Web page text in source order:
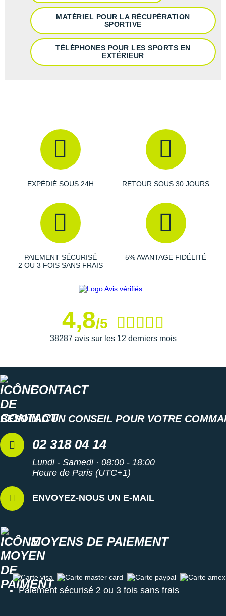
MATÉRIEL POUR LA RÉCUPÉRATION
SPORTIVE
TÉLÉPHONES POUR LES SPORTS EN
EXTÉRIEUR
EXPÉDIÉ SOUS 24H RETOUR SOUS 30 JOURS
PAIEMENT SÉCURISÉ
2 OU 3 FOIS SANS FRAIS
5% AVANTAGE FIDÉLITÉ
4,8/5
38287 avis sur les 12 derniers mois
CONTACT
BESOIN D'UN CONSEIL POUR VOTRE
02 318 04 14
Lundi - Samedi · 08:00 - 18:00
Heure de Paris (UTC+1)
ENVOYEZ-NOUS UN E-MAIL
MOYENS DE PAIEMENT
Carte visa Carte master card Carte paypal Carte amex
Paiement sécurisé 2 ou 3 fois sans frais